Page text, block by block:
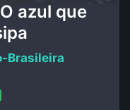
azul que
Brasileira